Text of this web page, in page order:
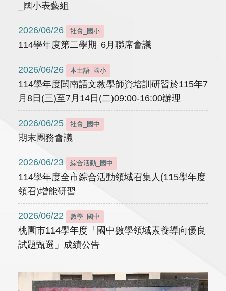
_國小表藝組
2026/06/26 社會_國小
114學年度第二學期 6月聯席會議
2026/06/26 本土語_國小
114學年度閩南語文教學師資培訓研習於115年7
月8日(三)至7月14日(二)09:00-16:00辦理
2026/06/25 社會_國中
期末團務會議
2026/06/23 綜合活動_國中
114學年度全市綜合活動領域召集人(115學年度
領召)增能研習
2026/06/22 數學_國中
桃園市114學年度「國中數學領域素養導向優良
試題甄選」成績公告